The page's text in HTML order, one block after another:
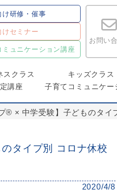
け研修・催事
セミナー
ュニケーション講座
お問い
スクラス
講座
キッズクラス
子育てコミュニケー
® × 中学受験】子どものタ
タイプ別 コロナ休校
2020/4/8